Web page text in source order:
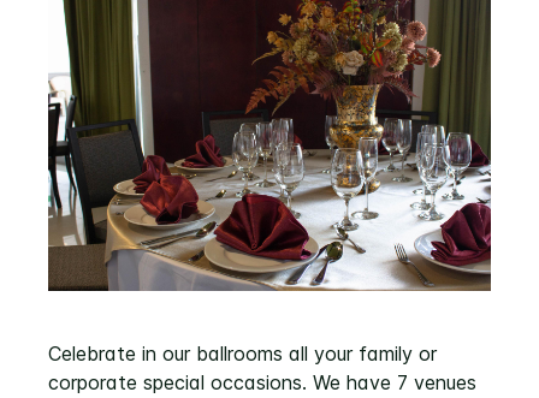
Celebrate in our ballrooms all your family or
corporate special occasions. We have 7 venues